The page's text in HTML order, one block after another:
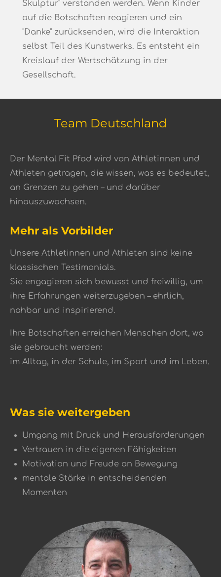
Skulptur" verstanden werden. Wenn Kinder
auf die Botschaften reagieren und ein
"Danke" zurücksenden, wird die Interaktion
selbst Teil des Kunstwerks. Es entsteht ein
Kreislauf der Wertschätzung in der
Gesellschaft.
Team Deutschland
Der Mental Fit Pfad wird von Athletinnen und
Athleten getragen, die wissen, was es bedeutet,
an Grenzen zu gehen – und darüber
hinauszuwachsen.
Mehr als Vorbilder
Unsere Athletinnen und Athleten sind keine
klassischen Testimonials.
Sie engagieren sich bewusst und freiwillig, um
ihre Erfahrungen weiterzugeben – ehrlich,
nahbar und inspirierend.
Ihre Botschaften erreichen Menschen dort, wo
sie gebraucht werden:
im Alltag, in der Schule, im Sport und im Leben.
Was sie weitergeben
Umgang mit Druck und Herausforderungen
Vertrauen in die eigenen Fähigkeiten
Motivation und Freude an Bewegung
mentale Stärke in entscheidenden
Momenten